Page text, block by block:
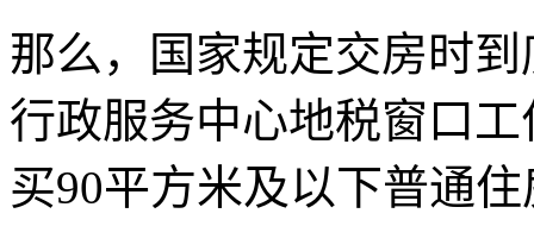
那么，国家规定交房时
行政服务中心地税窗口
买90平方米及以下普通